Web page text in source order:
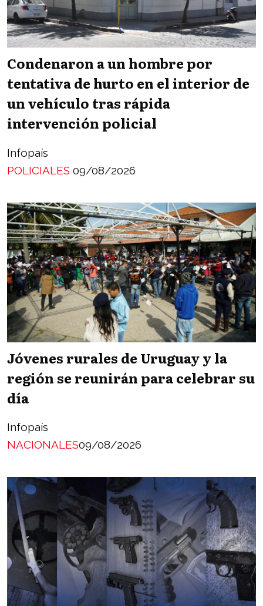
Condenaron a un hombre por
tentativa de hurto en el interior de
un vehículo tras rápida
intervención policial
Infopaís
POLICIALES 09/08/2026
Jóvenes rurales de Uruguay y la
región se reunirán para celebrar su
día
Infopaís
NACIONALES09/08/2026